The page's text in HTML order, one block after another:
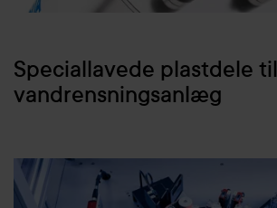
Speciallavede plastdele til
vandrensningsanlæg